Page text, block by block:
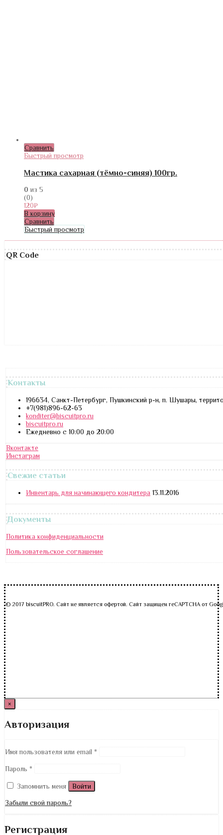
Сравнить
Быстрый просмотр
Мастика сахарная (тёмно-синяя) 100гр.
0 из 5
(0)
120₽
В корзину
Сравнить
Быстрый просмотр
QR Code
Контакты
196634, Санкт-Петербург, Пушкинский р-н, п. Шушары,
+7(981)896-62-63
konditer@biscuitpro.ru
biscuitpro.ru
Ежедневно с 10:00 до 20:00
Вконтакте
Инстаграм
Свежие статьи
Инвентарь для начинающего кондитера 13.11.2016
Документы
Политика конфиденциальности
Пользовательское соглашение
© 2017 biscuitPRO. Сайт не является офертой. Сайт защищен reCAPTCHA от
×
Авторизация
Имя пользователя или email *
Пароль *
Запомнить меня Войти
Забыли свой пароль?
Регистрация